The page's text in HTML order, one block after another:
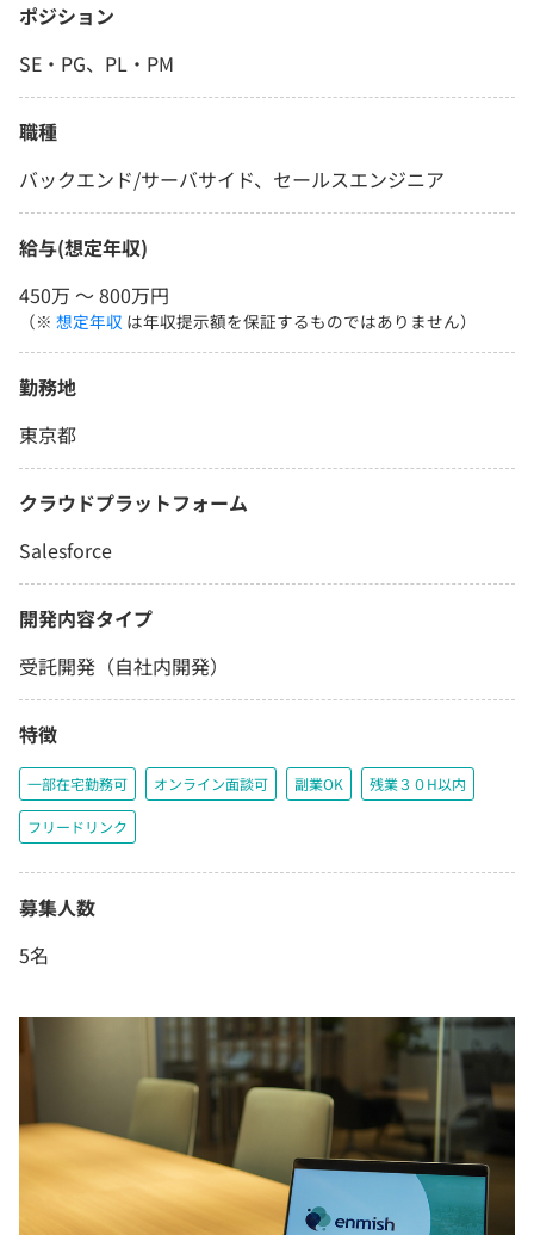
ポジション
SE・PG、PL・PM
職種
バックエンド/サーバサイド、セールスエンジニア
給与(想定年収)
450万 〜 800万円
（※ 想定年収 は年収提示額を保証するものではありません）
勤務地
東京都
クラウドプラットフォーム
Salesforce
開発内容タイプ
受託開発（自社内開発）
特徴
一部在宅勤務可 オンライン面談可 副業OK 残業３０H以内
フリードリンク
募集人数
5名